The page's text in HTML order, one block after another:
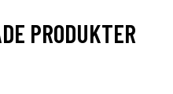
PRODUKTER